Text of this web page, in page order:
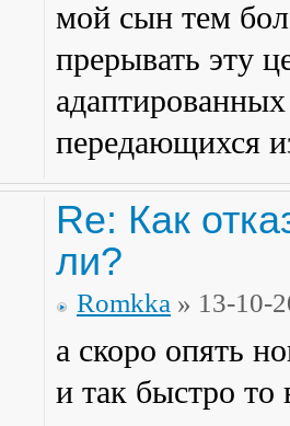
мой сын тем
прерывать эту
передающихся
Re: Как
ли?
Romkka » 13-10-
а скоро опять
и так быстро